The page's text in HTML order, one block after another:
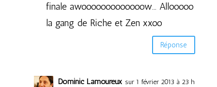
finale awooooooooooooow… Allooooo
la gang de Riche et Zen xxoo
Réponse
Dominic Lamoureux sur 1 février 2013 à 23 h